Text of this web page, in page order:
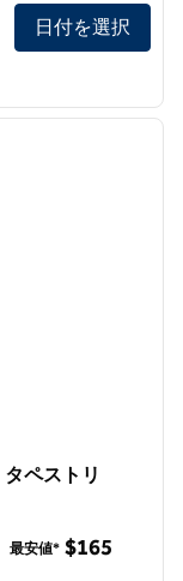
バレーのホテルの詳
日付を選択
次の
ペストリ
最安値* $165